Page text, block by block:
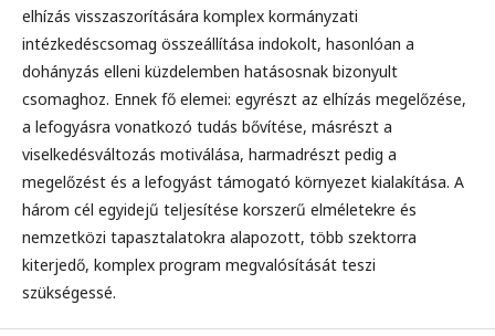
elhízás visszaszorítására komplex kormányzati
intézkedéscsomag összeállítása indokolt, hasonlóan a
dohányzás elleni küzdelemben hatásosnak bizonyult
csomaghoz. Ennek fő elemei: egyrészt az elhízás megelőzése,
a lefogyásra vonatkozó tudás bővítése, másrészt a
viselkedésváltozás motiválása, harmadrészt pedig a
megelőzést és a lefogyást támogató környezet kialakítása. A
három cél egyidejű teljesítése korszerű elméletekre és
nemzetközi tapasztalatokra alapozott, több szektorra
kiterjedő, komplex program megvalósítását teszi
szükségessé.